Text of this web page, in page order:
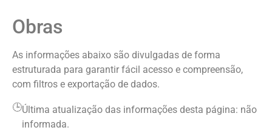
Obras
As informações abaixo são divulgadas de forma
estruturada para garantir fácil acesso e compreensão,
com filtros e exportação de dados.
🕒Última atualização das informações desta página: não
informada.